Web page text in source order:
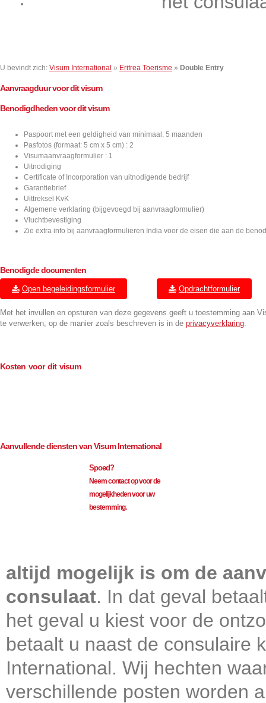
U bevindt zich: Visum International » Eritrea Toerisme » Double Entry
Aanvraagduur voor dit visum
Benodigdheden voor dit visum
Paspoort met een geldigheid van minimaal: 5 maanden
Pasfotos (formaat: 5 cm x 5 cm) : 2
Visumaanvraagformulier : 1
Uitnodiging
Certificate of Incorporation van uitnodigende bedrijf
Garantiebrief
Uittreksel KvK
Algemene verklaring (bijgevoegd bij aanvraagformulier)
Vluchtbevestiging
Zie extra info bij aanvraagformulieren India voor de eisen die aan de
Benodigde documenten
Open begeleidingsformulier Opdrachtformulier
Met het invullen en opsturen van deze gegevens geeft u toestemming aan
te verwerken, op de manier zoals beschreven is in de privacyverklaring.
Kosten voor dit visum
Aanvullende diensten van Visum International
Spoed?
Neem contact op voor de
mogelijkheden voor uw
bestemming.
altijd mogelijk is om de
consulaat. In dat geval
het geval u kiest voor de
betaalt u naast de consulaire
International. Wij hechten
verschillende posten worden